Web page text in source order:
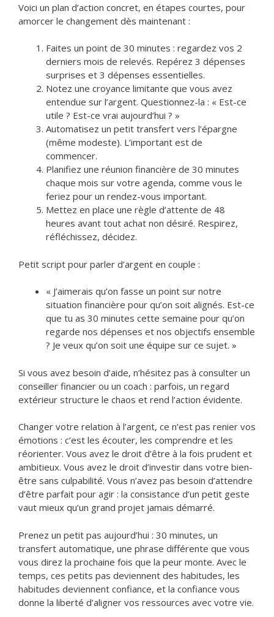
Voici un plan d’action concret, en étapes courtes, pour
amorcer le changement dès maintenant :
Faites un point de 30 minutes : regardez vos 2
derniers mois de relevés. Repérez 3 dépenses
surprises et 3 dépenses essentielles.
Notez une croyance limitante que vous avez
entendue sur l’argent. Questionnez-la : « Est-ce
utile ? Est-ce vrai aujourd’hui ? »
Automatisez un petit transfert vers l’épargne
(même modeste). L’important est de
commencer.
Planifiez une réunion financière de 30 minutes
chaque mois sur votre agenda, comme vous le
feriez pour un rendez-vous important.
Mettez en place une règle d’attente de 48
heures avant tout achat non désiré. Respirez,
réfléchissez, décidez.
Petit script pour parler d’argent en couple :
« J’aimerais qu’on fasse un point sur notre
situation financière pour qu’on soit alignés. Est-ce
que tu as 30 minutes cette semaine pour qu’on
regarde nos dépenses et nos objectifs ensemble
? Je veux qu’on soit une équipe sur ce sujet. »
Si vous avez besoin d’aide, n’hésitez pas à consulter un
conseiller financier ou un coach : parfois, un regard
extérieur structure le chaos et rend l’action évidente.
Changer votre relation à l’argent, ce n’est pas renier vos
émotions : c’est les écouter, les comprendre et les
réorienter. Vous avez le droit d’être à la fois prudent et
ambitieux. Vous avez le droit d’investir dans votre bien-
être sans culpabilité. Vous n’avez pas besoin d’attendre
d’être parfait pour agir : la consistance d’un petit geste
vaut mieux qu’un grand projet jamais démarré.
Prenez un petit pas aujourd’hui : 30 minutes, un
transfert automatique, une phrase différente que vous
vous direz la prochaine fois que la peur monte. Avec le
temps, ces petits pas deviennent des habitudes, les
habitudes deviennent confiance, et la confiance vous
donne la liberté d’aligner vos ressources avec votre vie.